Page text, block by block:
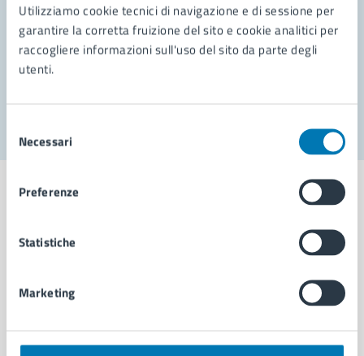
Utilizziamo cookie tecnici di navigazione e di sessione per
garantire la corretta fruizione del sito e cookie analitici per
raccogliere informazioni sull'uso del sito da parte degli
utenti.
delNecessari
Preferenze
Statistiche
Marketing
Prenota appuntamento
Problemi in città
Comune di Napoli
AMMINISTRAZIONE
Organi di governo